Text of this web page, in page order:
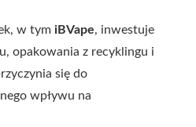
w tym iBVape, inwestuje
opakowania z recyklingu i
się do
wpływu na